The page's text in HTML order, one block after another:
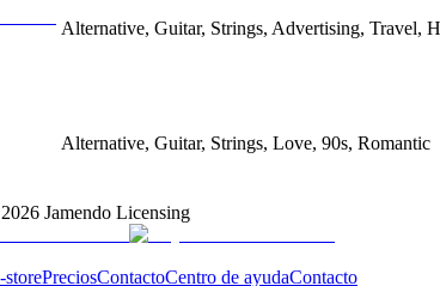
Alternative, Guitar, Strings, Advertising, Travel,
Alternative, Guitar, Strings, Love, 90s, Romantic
2026 Jamendo Licensing
storePreciosContactoCentro de ayudaContacto